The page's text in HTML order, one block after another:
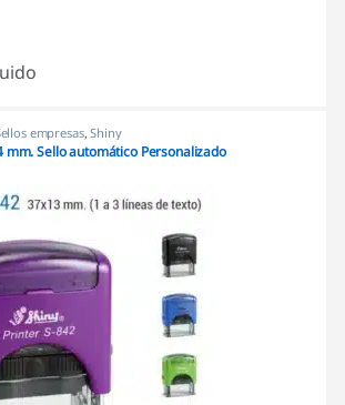
empresas,Shiny
mm. Sello automático Personalizado